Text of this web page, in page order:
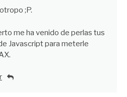
;P.
me ha venido de perlas tus
Javascript para meterle